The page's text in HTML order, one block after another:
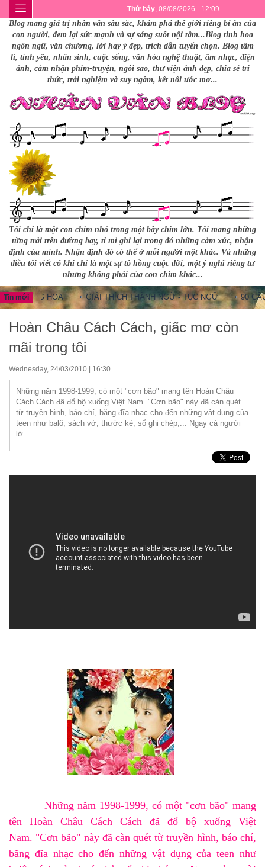
Thứ bảy, 08/08/2026 - 12:09
Blog mang giá trị nhân văn sâu sắc, khám phá thế giới riêng bí ẩn của
con người, đem lại sức mạnh và sự sáng suốt nội tâm...Blog tinh hoa
ngôn ngữ, văn chương, lời hay ý đẹp, trích dẫn tuyển chọn. Blog tâm
lí, tình yêu, nhân sinh, cuộc sống, văn hóa nghệ thuật, âm nhạc, điện
ảnh, cảm nhận phim-truyện, ngôi sao, thư viện ảnh đẹp, chia sẻ tri
thức, trải nghiệm và suy ngẫm, kết nối ước mơ...
Tôi chỉ là một con chim nhỏ trong một bầy chim lớn. Tôi mang những
từng trải trên đường bay, tỉ mỉ ghi lại trong đó những cảm xúc, nhận
định của mình. Nhận định đó có thể ở mỗi người một khác. Và những
điều tôi viết có khi chỉ là một sự tô hồng cuộc đời, một ý nghĩ riêng tư
nhưng không phải của con chim khác...
Tin mới
HOA GIẢI THÍCH THÀNH NGỮ - TỤC NGỮ 90 CÂU THÀNH
Hoàn Châu Cách Cách, giấc mơ còn
mãi trong tôi
Wednesday, 24/03/2010 | 16:30
Những năm 1998-1999, có một "cơn bão" mang tên Hoàn Châu
Cách Cách đã đổ bộ xuống Việt Nam. "Cơn bão" này đã càn quét
từ truyền hình, báo chí, băng đĩa nhạc cho đến những vật dụng của
teen như balô, sách vở, thước kẻ, sổ ghi chép,... Ngay cả người
lớ...
Những năm 1998-1999, có một "cơn bão" mang
tên Hoàn Châu Cách Cách đã đổ bộ xuống Việt
Nam. "Cơn bão" này đã càn quét từ truyền hình, báo chí,
băng đĩa nhạc cho đến những vật dụng của teen như